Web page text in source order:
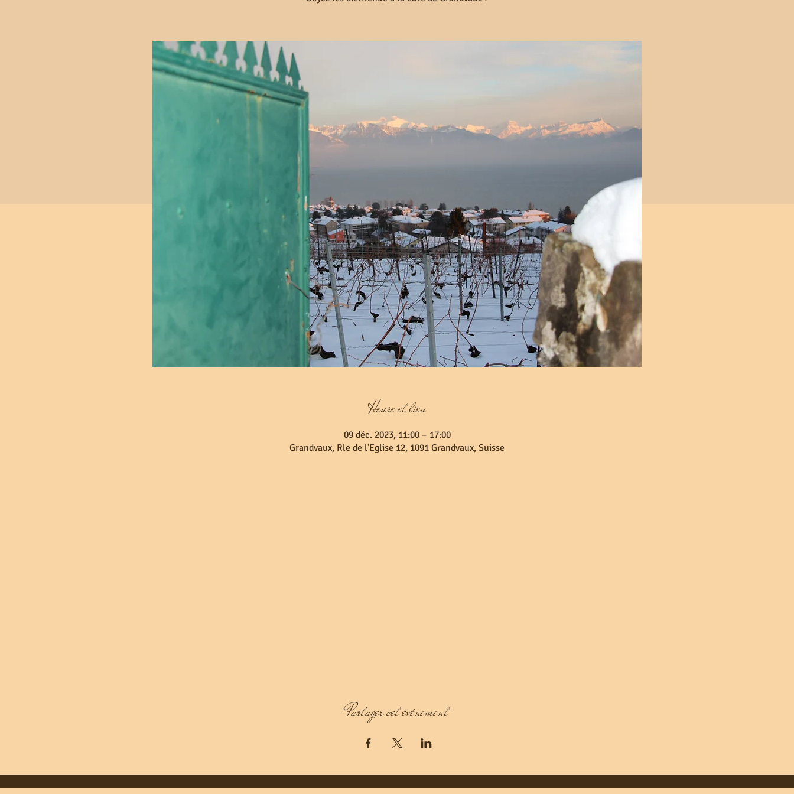
Heure et lieu
09 déc. 2023, 11:00 – 17:00
Grandvaux, Rle de l'Eglise 12, 1091 Grandvaux, Suisse
Partager cet événement